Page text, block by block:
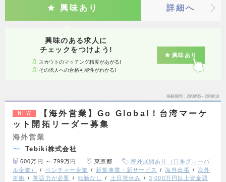
興味あり 詳細へ
興味のある求人に
チェックをつけよう!
スカウトのマッチング精度があがる!
その求人への合格可能性がわかる!
興味あり
掲載期間 26/08/05～26/08/18
NEW
【海外営業】Go Global！台湾マーケ
ット開拓リーダー募集
海外営業
Tebiki株式会社
600万円 ～ 799万円 東京都
海外展開あり（日系グローバ
ル企業）
ベンチャー企業 新規事業・新サービス 海外出張
海外
折衝
英語力が必要 転勤なし 土日祝休み
3,000万円以上資金調